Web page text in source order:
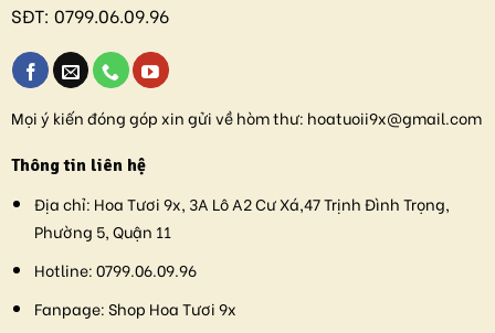
SĐT: 0799.06.09.96
Mọi ý kiến đóng góp xin gửi về hòm thư: hoatuoii9x@gmail.com
Thông tin liên hệ
Địa chỉ: Hoa Tươi 9x, 3A Lô A2 Cư Xá,47 Trịnh Đình Trọng,
Phường 5, Quận 11
Hotline:0799.06.09.96
Fanpage:Shop Hoa Tươi 9x